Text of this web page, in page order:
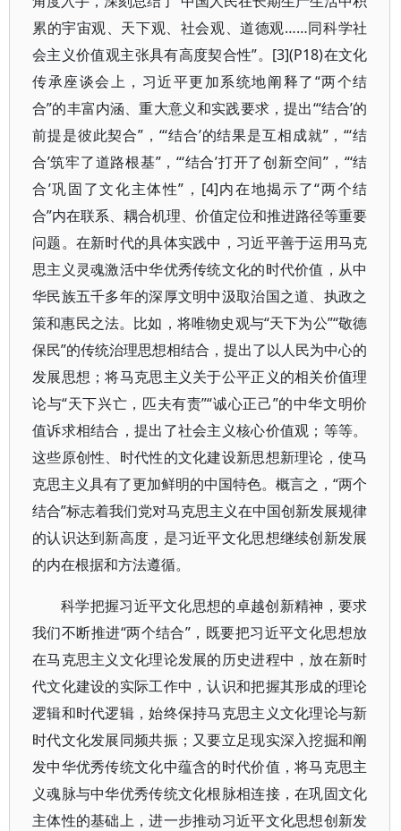
累的宇宙观、天下观、社会观、道德观……同科学社
会主义价值观主张具有高度契合性”。[3](P18)在文化
传承座谈会上，习近平更加系统地阐释了“两个结
合”的丰富内涵、重大意义和实践要求，提出“‘结合’的
前提是彼此契合”，“‘结合’的结果是互相成就”，“‘结
合’筑牢了道路根基”，“‘结合’打开了创新空间”，“‘结
合’巩固了文化主体性”，[4]内在地揭示了“两个结
合”内在联系、耦合机理、价值定位和推进路径等重要
问题。在新时代的具体实践中，习近平善于运用马克
思主义灵魂激活中华优秀传统文化的时代价值，从中
华民族五千多年的深厚文明中汲取治国之道、执政之
策和惠民之法。比如，将唯物史观与“天下为公”“敬德
保民”的传统治理思想相结合，提出了以人民为中心的
发展思想；将马克思主义关于公平正义的相关价值理
论与“天下兴亡，匹夫有责”“诚心正己”的中华文明价
值诉求相结合，提出了社会主义核心价值观；等等。
这些原创性、时代性的文化建设新思想新理论，使马
克思主义具有了更加鲜明的中国特色。概言之，“两个
结合”标志着我们党对马克思主义在中国创新发展规律
的认识达到新高度，是习近平文化思想继续创新发展
的内在根据和方法遵循。
科学把握习近平文化思想的卓越创新精神，要求
我们不断推进“两个结合”，既要把习近平文化思想放
在马克思主义文化理论发展的历史进程中，放在新时
代文化建设的实际工作中，认识和把握其形成的理论
逻辑和时代逻辑，始终保持马克思主义文化理论与新
时代文化发展同频共振；又要立足现实深入挖掘和阐
发中华优秀传统文化中蕴含的时代价值，将马克思主
义魂脉与中华优秀传统文化根脉相连接，在巩固文化
主体性的基础上，进一步推动习近平文化思想创新发